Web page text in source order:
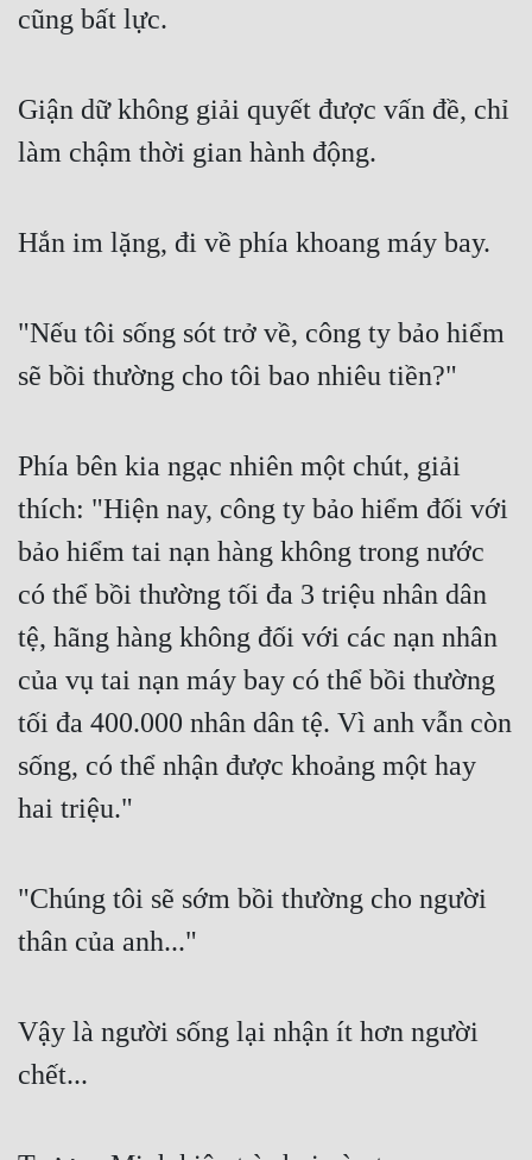
Phản Phái
Thanh Xuân
Tiên Hiệp
Trinh Thám
Triều Đấu
Trùng Sinh
Trọng Sinh
Tu Chân
Vô Địch
Võng Du
Xuyên Không
Xuyên Sách
Xuyên Thư
cũng bất lực.
Giận dữ không giải quyết được vấn đề, chỉ
làm chậm thời gian hành động.
Hắn im lặng, đi về phía khoang máy bay.
"Nếu tôi sống sót trở về, công ty bảo hiểm
sẽ bồi thường cho tôi bao nhiêu tiền?"
Phía bên kia ngạc nhiên một chút, giải
thích: "Hiện nay, công ty bảo hiểm đối với
bảo hiểm tai nạn hàng không trong nước
có thể bồi thường tối đa 3 triệu nhân dân
tệ, hãng hàng không đối với các nạn nhân
của vụ tai nạn máy bay có thể bồi thường
tối đa 400.000 nhân dân tệ. Vì anh vẫn còn
sống, có thể nhận được khoảng một hay
hai triệu."
"Chúng tôi sẽ sớm bồi thường cho người
thân của anh..."
Vậy là người sống lại nhận ít hơn người
chết...